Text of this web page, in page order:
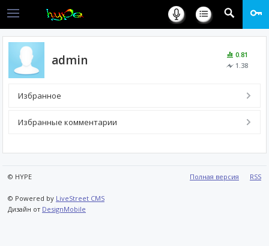
0.81
1.38
admin
Избранное
Избранные комментарии
Полная версия RSS
© HYPE
© Powered by LiveStreet CMS
Дизайн от DesignMobile